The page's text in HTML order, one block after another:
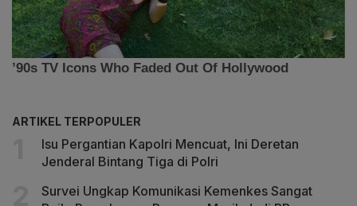
ARTIKEL TERPOPULER
Isu Pergantian Kapolri Mencuat, Ini Deretan
Jenderal Bintang Tiga di Polri
Survei Ungkap Komunikasi Kemenkes Sangat